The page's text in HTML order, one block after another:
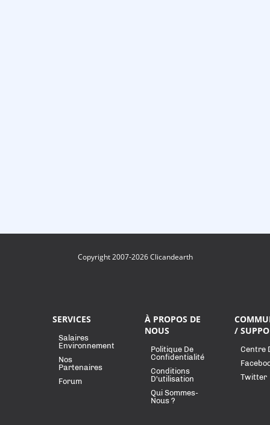
Copyright 2007-2026 Clicandearth
SERVICES
Salaires
Environnement
Nos
Partenaires
Forum
À PROPOS DE
NOUS
Politique De
Confidentialité
Conditions
D'utilisation
Qui Sommes-
Nous ?
/
Centre
Twitter